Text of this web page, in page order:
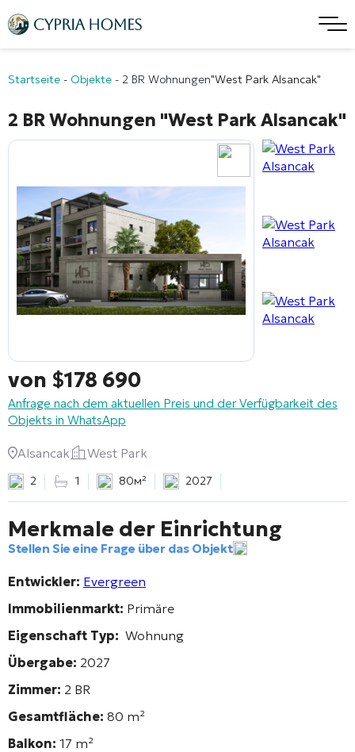
Startseite - Objekte - 2 BR Wohnungen"West Park Alsancak"
2 BR Wohnungen "West Park Alsancak"
von $178 690
Anfrage nach dem aktuellen Preis und der Verfügbarkeit des
Objekts in WhatsApp
Alsancak West Park
2 1 80м² 2027
Merkmale der Einrichtung
Stellen Sie eine Frage über das Objekt
Entwickler: Evergreen
Immobilienmarkt: Primäre
Eigenschaft Typ: Wohnung
Übergabe: 2027
Zimmer: 2 BR
Gesamtfläche: 80 m²
Balkon: 17 m²